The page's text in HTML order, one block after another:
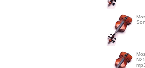
mp3